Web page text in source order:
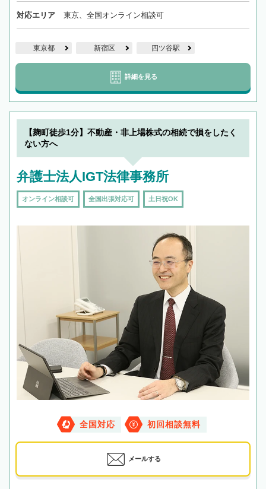
対応エリア 東京、全国オンライン相談可
東京都 新宿区 四ツ谷駅
詳細を見る
【麹町徒歩1分】不動産・非上場株式の相続で損をしたく
ない方へ
弁護士法人IGT法律事務所
オンライン相談可 全国出張対応可 土日祝OK
全国対応 初回相談無料
メールする